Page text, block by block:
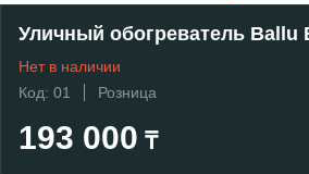
Уличный обогреватель Ballu
Нет в наличии
Код: 01
Розница
193 000 ₸